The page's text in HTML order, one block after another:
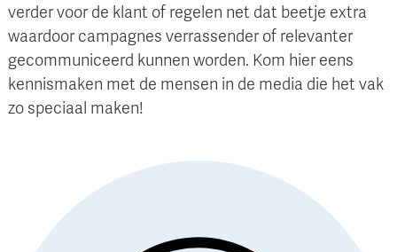
verder voor de klant of regelen net dat beetje extra
waardoor campagnes verrassender of relevanter
gecommuniceerd kunnen worden. Kom hier eens
kennismaken met de mensen in de media die het vak
zo speciaal maken!